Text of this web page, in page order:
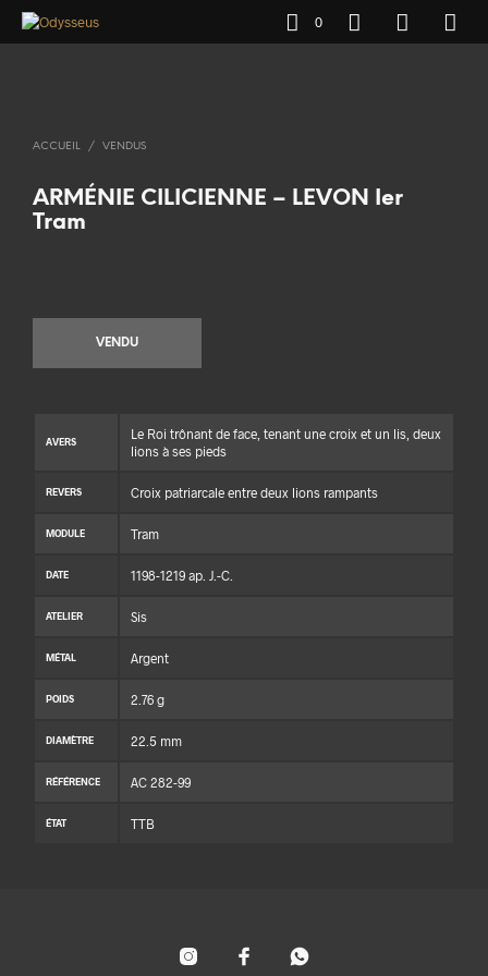
0
ACCUEIL / VENDUS
ARMÉNIE CILICIENNE – LEVON Ier
Tram
VENDU
AVERS
Le Roi trônant de face, tenant une croix et un lis, deux
lions à ses pieds
REVERS Croix patriarcale entre deux lions rampants
MODULE Tram
DATE 1198-1219 ap. J.-C.
ATELIER Sis
MÉTAL Argent
POIDS 2.76 g
DIAMÈTRE 22.5 mm
RÉFÉRENCE AC 282-99
ÉTAT TTB